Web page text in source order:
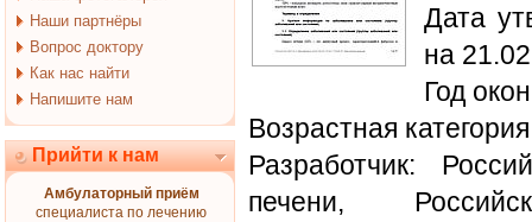
Наши партнёры
Вопрос доктору
Как нас найти
Напишите нам
Прийти к нам
Амбулаторный приём
специалиста по лечению
Дата
на
Год
Возрастная
Разработчик:
печени,